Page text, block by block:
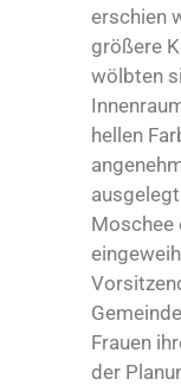
erschien
größere
wölbten
hellen
Moschee
Frauen
der